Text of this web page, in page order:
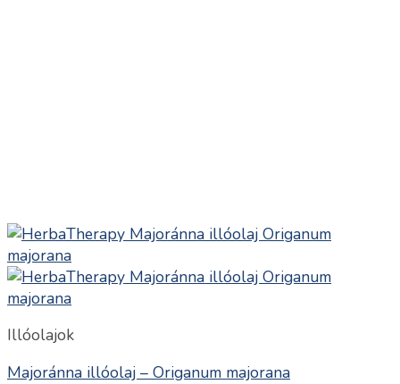
Illóolajok
Majoránna illóolaj – Origanum majorana